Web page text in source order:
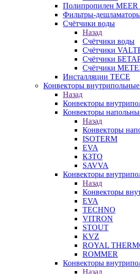
Полипропилен
Фильтры-
Счётчики воды
Назад
Счётчики воды
Счётчики
Счётчики
Счётчики
Инсталляции TECE
Конвекторы
Назад
Конвекторы
Конвекторы
Назад
Конвекторы
ISOTERM
EVA
КЗТО
SAVVA
Конвекторы
Назад
Конвекторы
EVA
TECHNO
VITRON
STOUT
KVZ
ROYAL
ROMMER
Конвекторы
Назад